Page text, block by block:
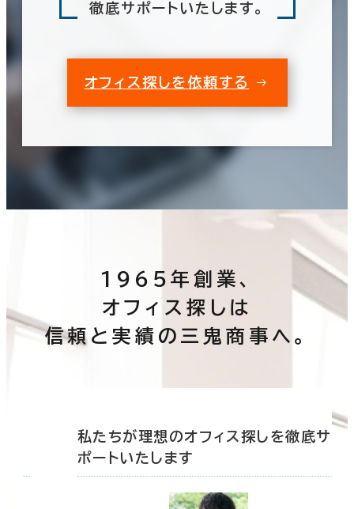
徹底サポートいたします。
オフィス探しを依頼する
1965年創業、
オフィス探しは
信頼と実績の三鬼商事へ。
私たちが理想のオフィス探しを徹底サ
ポートいたします